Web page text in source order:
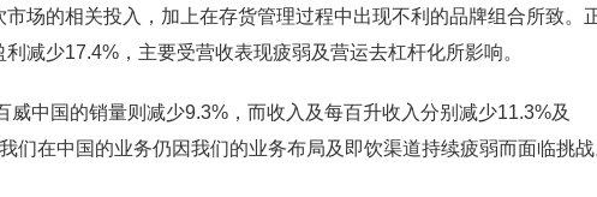
市场的相关投入，加上在存货管理过程中出现不利的品牌组合所致。
减少17.4%，主要受营收表现疲弱及营运去杠杆化所影响。
威中国的销量则减少9.3%，而收入及每百升收入分别减少11.3%及
们在中国的业务仍因我们的业务布局及即饮渠道持续疲弱而面临挑战